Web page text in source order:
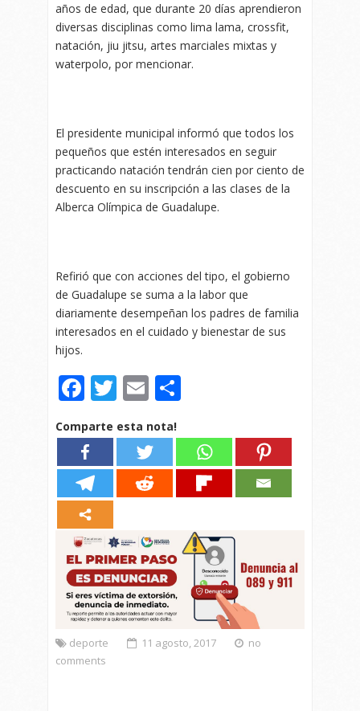
años de edad, que durante 20 días aprendieron
diversas disciplinas como lima lama, crossfit,
natación, jiu jitsu, artes marciales mixtas y
waterpolo, por mencionar.
El presidente municipal informó que todos los
pequeños que estén interesados en seguir
practicando natación tendrán cien por ciento de
descuento en su inscripción a las clases de la
Alberca Olímpica de Guadalupe.
Refirió que con acciones del tipo, el gobierno
de Guadalupe se suma a la labor que
diariamente desempeñan los padres de familia
interesados en el cuidado y bienestar de sus
hijos.
Facebook
Twitter
Email
Comparte esta nota!
deporte 11 agosto, 2017
no
comments